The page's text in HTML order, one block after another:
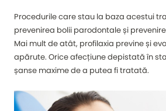
Procedurile care stau la baza acestui
prevenirea bolii parodontale și
Mai mult de atât, profilaxia previne și
apărute. Orice afecțiune depistată în
șanse maxime de a putea fi tratată.